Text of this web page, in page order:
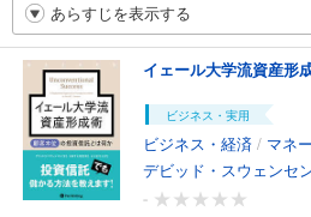
あらすじを表示する
イェール大学流資産形
ビジネス・実用
ビジネス・経済 / マネ
デビッド・スウェンセ
-